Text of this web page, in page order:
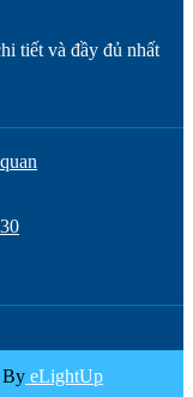
tiết và đầy đủ nhất
By eLightUp